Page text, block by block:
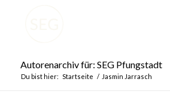
Autorenarchiv für: SEG Pfungstadt
Du bist hier: Startseite / Jasmin Jarrasch